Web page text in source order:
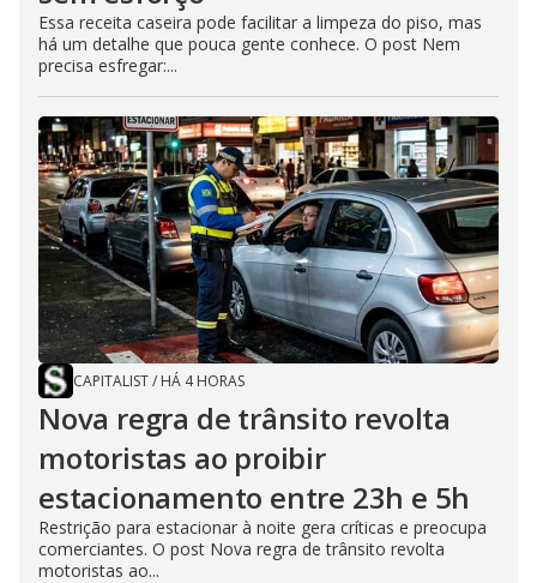
Essa receita caseira pode facilitar a limpeza do piso, mas
há um detalhe que pouca gente conhece. O post Nem
precisa esfregar:...
CAPITALIST/ HÁ 4 HORAS
Nova regra de trânsito revolta
motoristas ao proibir
estacionamento entre 23h e 5h
Restrição para estacionar à noite gera críticas e preocupa
comerciantes. O post Nova regra de trânsito revolta
motoristas ao...